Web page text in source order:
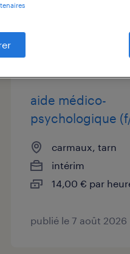
aide médico-
psychologique
carmaux, tarn
intérim
14,00 € par
publié le 7 août 2026